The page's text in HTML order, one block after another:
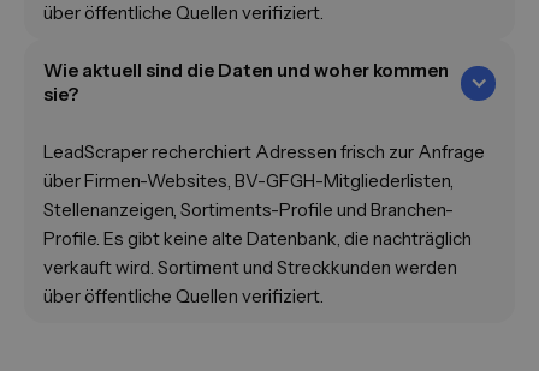
über öffentliche Quellen verifiziert.
Wie aktuell sind die Daten und woher kommen
sie?
LeadScraper recherchiert Adressen frisch zur Anfrage
über Firmen-Websites, BV-GFGH-Mitgliederlisten,
Stellenanzeigen, Sortiments-Profile und Branchen-
Profile. Es gibt keine alte Datenbank, die nachträglich
verkauft wird. Sortiment und Streckkunden werden
über öffentliche Quellen verifiziert.